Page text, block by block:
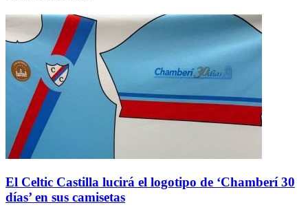
El Celtic Castilla lucirá el logotipo de ‘Chamberí 30
días’ en sus camisetas